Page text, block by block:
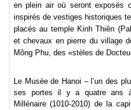
en plein air où seront exposés
inspirés de vestiges historiques
placés au temple Kinh Thiên
et chevaux en pierre du village
Mông Phu, des «stèles de
Le Musée de Hanoi – l’un des
ses portes il y a quatre ans
Millénaire (1010-2010) de la